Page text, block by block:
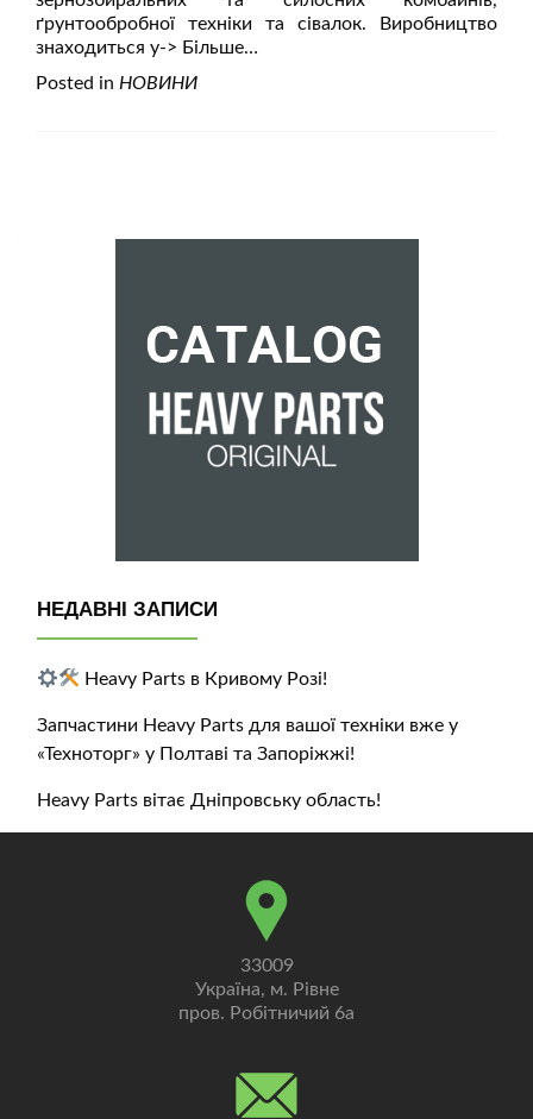
ґрунтообробної техніки та сівалок. Виробництво
знаходиться у-> Більше…
Posted in НОВИНИ
НЕДАВНІ ЗАПИСИ
Heavy Parts в Кривому Розі!
Запчастини Heavy Parts для вашої техніки вже у
«Техноторг» у Полтаві та Запоріжжі!
Heavy Parts вітає Дніпровську область!
33009
Україна, м. Рівне
пров. Робітничий 6а